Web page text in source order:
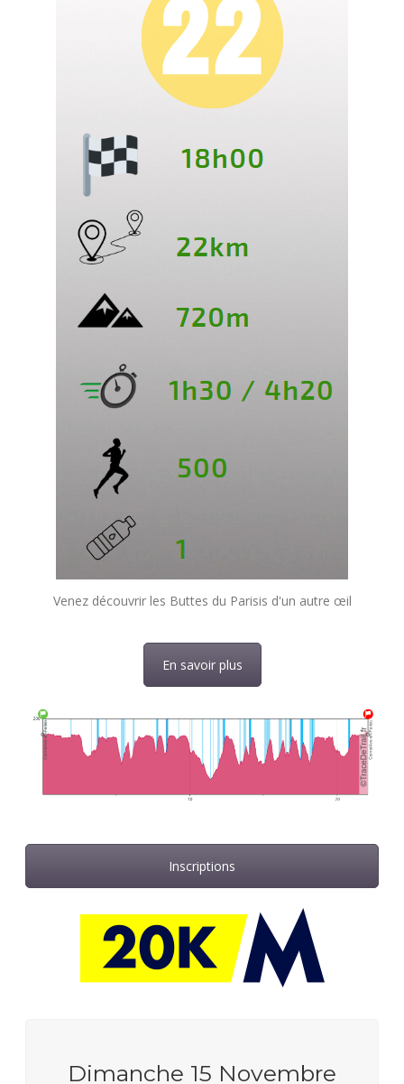
Venez découvrir les Buttes du Parisis d'un autre œil
En savoir plus
Inscriptions
Dimanche 15 Novembre